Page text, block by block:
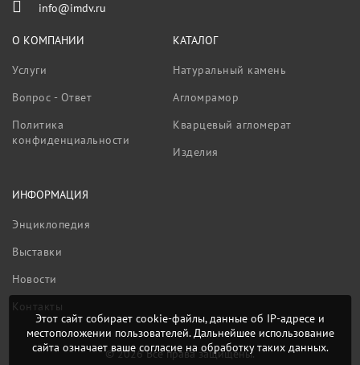
info@imdv.ru
О КОМПАНИИ
Услуги
Вопрос - Ответ
Политика
конфиденциальности
КАТАЛОГ
Натуральный камень
Агломрамор
Кварцевый агломерат
Изделия
ИНФОРМАЦИЯ
Энциклопедия
Выставки
Новости
Контакты
© 2026 Все права защищены.
Этот сайт собирает cookie-файлы, данные об IP-адресе и
местоположении пользователей. Дальнейшее использование
сайта означает ваше согласие на обработку таких данных.